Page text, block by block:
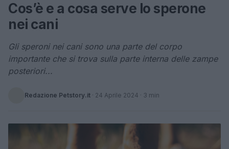
Cos’è e a cosa serve lo sperone
nei cani
Gli speroni nei cani sono una parte del corpo
importante che si trova sulla parte interna delle zampe
posteriori...
Redazione Petstory.it · 24 Aprile 2024 · 3 min